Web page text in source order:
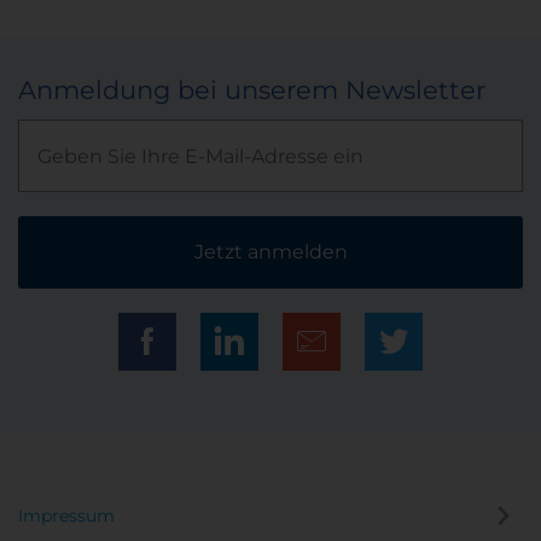
Anmeldung bei unserem Newsletter
Jetzt anmelden
Impressum